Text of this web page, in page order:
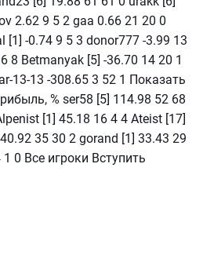
2.62 9 5 2 gaa 0.66 21 20 0
[1] -0.74 9 5 3 donor777 -3.99 13
8 Betmanyak [5] -36.70 14 20 1
13-13 -308.65 3 52 1 Показать
% ser58 [5] 114.98 52 68
[1] 45.18 16 4 4 Ateist [17]
35 30 2 gorand [1] 33.43 29
0 Все игроки Вступить